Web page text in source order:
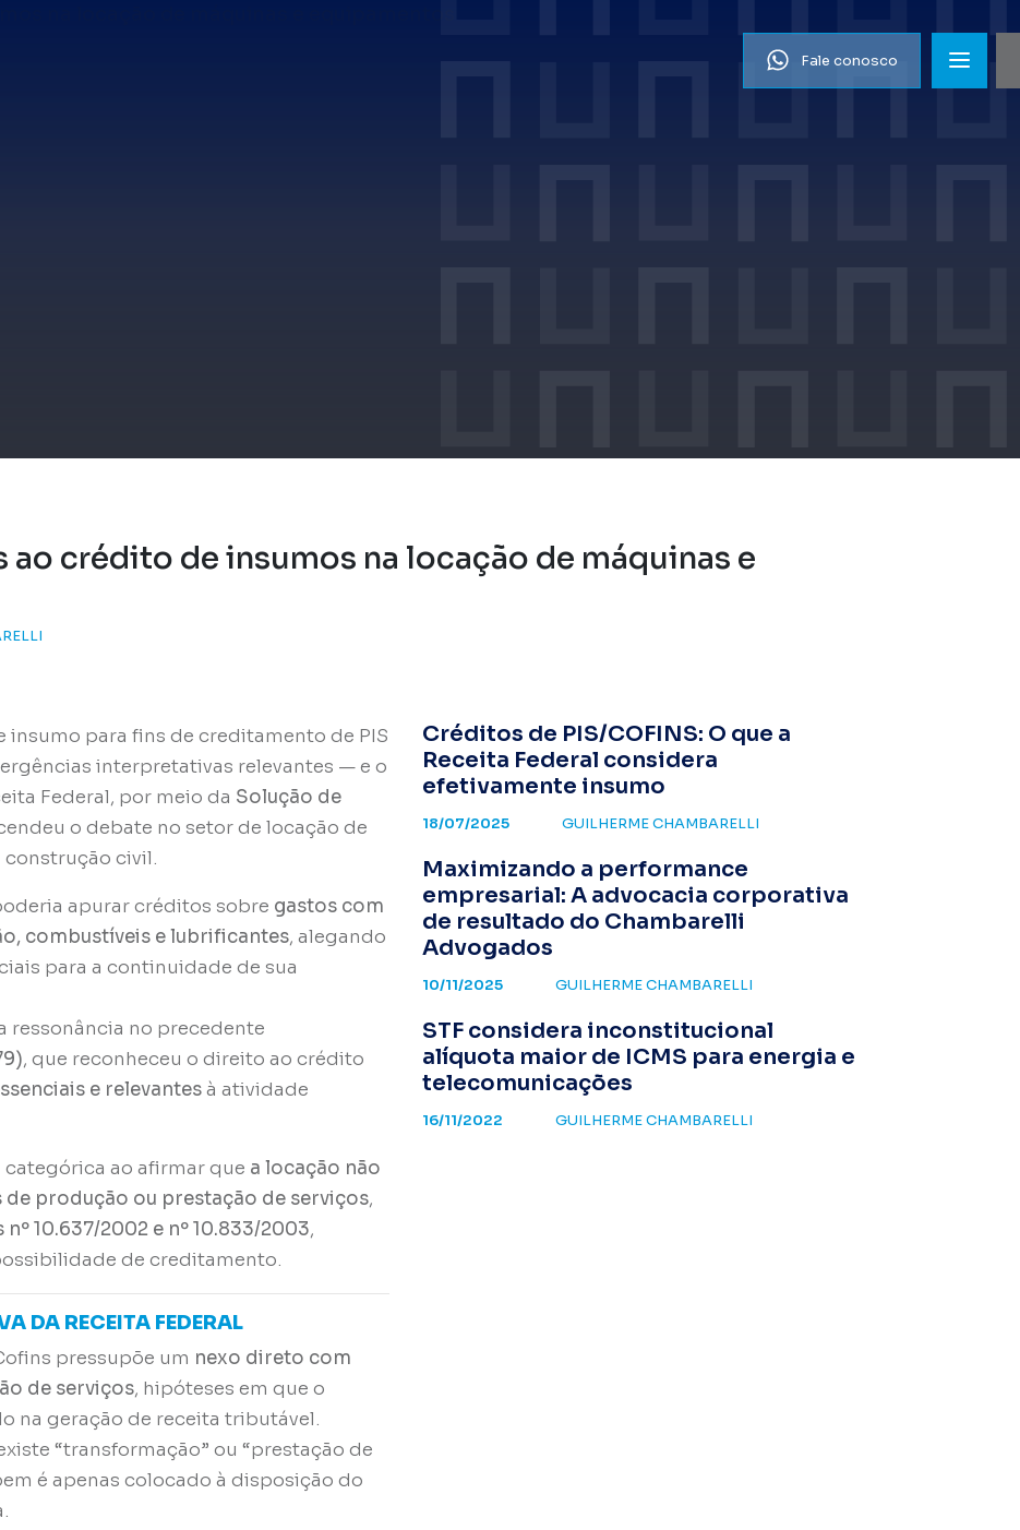
Fale conosco
ao crédito de insumos na locação de máquinas e
insumo para fins de creditamento de PIS
interpretativas relevantes — e o
Federal, por meio da Solução de
o debate no setor de locação de
civil.
apurar créditos sobre gastos com
combustíveis e lubrificantes, alegando
para a continuidade de sua
ressonância no precedente
, que reconheceu o direito ao crédito
e relevantesà atividade
categórica ao afirmar que a locação não
de produção ou prestação de serviços,
nº 10.637/2002 e nº 10.833/2003,
de creditamento.
DA RECEITA FEDERAL
pressupõe um nexo direto com
de serviços, hipóteses em que o
na geração de receita tributável.
“transformação” ou “prestação de
é apenas colocado à disposição do
Créditos de PIS/COFINS: O que a
Receita Federal considera
efetivamente insumo
18/07/2025 GUILHERME CHAMBARELLI
Maximizando a performance
empresarial: A advocacia corporativa
de resultado do Chambarelli
Advogados
10/11/2025 GUILHERME CHAMBARELLI
STF considera inconstitucional
alíquota maior de ICMS para energia e
telecomunicações
16/11/2022 GUILHERME CHAMBARELLI